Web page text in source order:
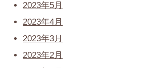
2023年5月
2023年4月
2023年3月
2023年2月